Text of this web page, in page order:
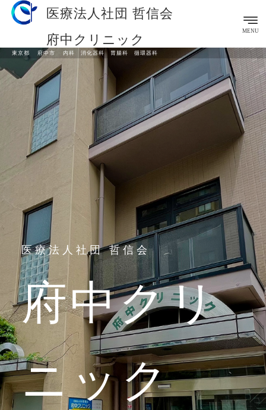
東京都 府中市 内科 消化器科 胃腸科 循環器科
医療法人社団 哲信会
府中クリニック
MENU
医療法人社団 哲信会
府中クリ
ニック